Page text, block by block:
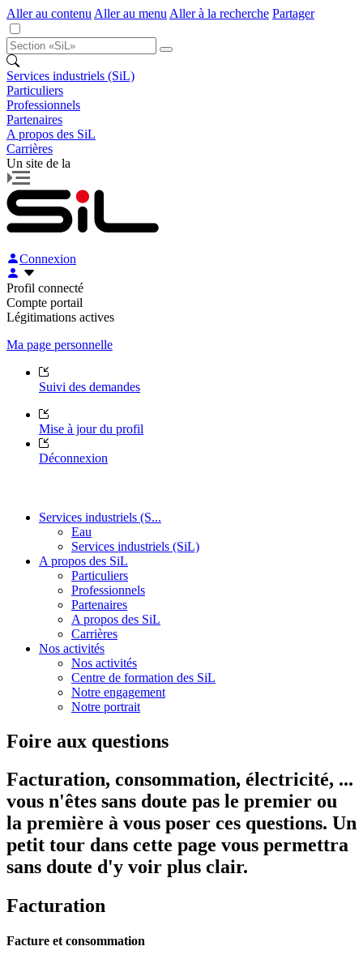
Aller au contenu Aller au menu Aller à la recherche Partager
Services industriels (SiL)
Particuliers
Professionnels
Partenaires
A propos des SiL
Carrières
Un site de la
Connexion
Profil connecté
Compte portail
Légitimations actives
Ma page personnelle
Suivi des demandes
Mise à jour du profil
Déconnexion
Services industriels (S...
Eau
Services industriels (SiL)
A propos des SiL
Particuliers
Professionnels
Partenaires
A propos des SiL
Carrières
Nos activités
Nos activités
Centre de formation des SiL
Notre engagement
Notre portrait
Foire aux questions
Facturation, consommation, électricité, ...
vous n'êtes sans doute pas le premier ou
la première à vous poser ces questions. Un
petit tour dans cette page vous permettra
sans doute d'y voir plus clair.
Facturation
Facture et consommation